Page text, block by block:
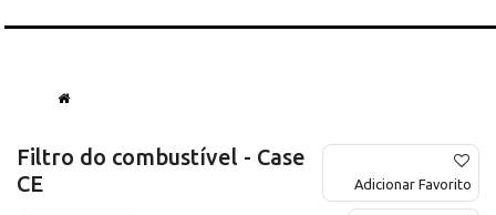
Filtro do combustível - Case
CE
Adicionar Favorito